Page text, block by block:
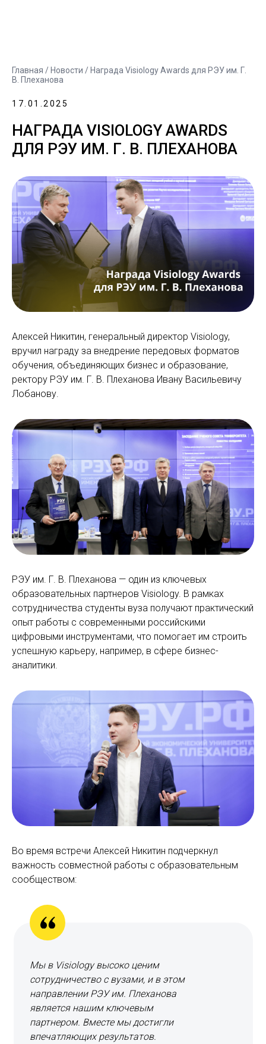
Главная / Новости / Награда Visiology Awards для РЭУ им. Г.
В. Плеханова
17.01.2025
НАГРАДА VISIOLOGY AWARDS
ДЛЯ РЭУ ИМ. Г. В. ПЛЕХАНОВА
Алексей Никитин, генеральный директор Visiology,
вручил награду за внедрение передовых форматов
обучения, объединяющих бизнес и образование,
ректору РЭУ им. Г. В. Плеханова Ивану Васильевичу
Лобанову.
РЭУ им. Г. В. Плеханова — один из ключевых
образовательных партнеров Visiology. В рамках
сотрудничества студенты вуза получают практический
опыт работы с современными российскими
цифровыми инструментами, что помогает им строить
успешную карьеру, например, в сфере бизнес-
аналитики.
Во время встречи Алексей Никитин подчеркнул
важность совместной работы с образовательным
сообществом:
Мы в Visiology высоко ценим
сотрудничество с вузами, и в этом
направлении РЭУ им. Плеханова
является нашим ключевым
партнером. Вместе мы достигли
впечатляющих результатов.